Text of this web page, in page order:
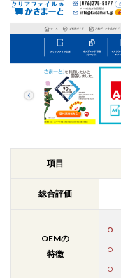
項目
総合評価
OEMの
特徴